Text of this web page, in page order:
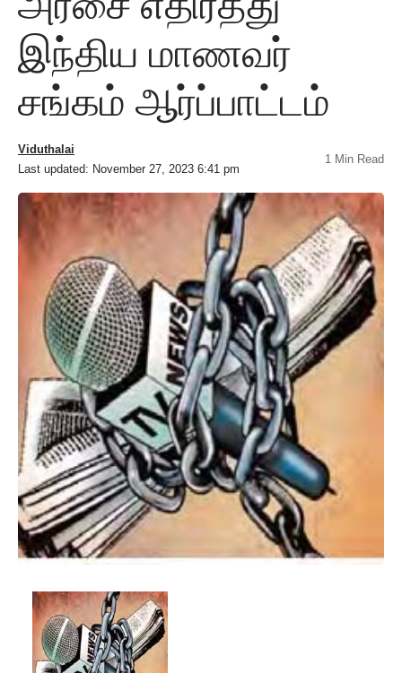
இந்திய மாணவர்
சங்கம் ஆர்ப்பாட்டம்
Last updated: November 27, 2023 6:41 pm
Viduthalai
1 Min Read